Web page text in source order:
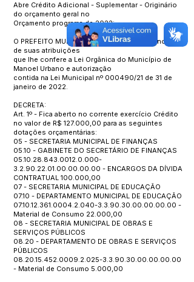
Abre Crédito Adicional - Suplementar - Originário
do orçamento geral no
Orçamento programa de 2022:
O PREFEITO MUNICIPAL DE Manoel Urbano no uso
de suas atribuições
que lhe confere a Lei Orgânica do Município de
Manoel Urbano e autorização
contida na Lei Municipal nº 000490/21 de 31 de
janeiro de 2022.
DECRETA:
Art. 1º - Fica aberto no corrente exercício Crédito
no valor de R$ 127.000,00 para as seguintes
dotações orçamentárias:
05 - SECRETARIA MUNICIPAL DE FINANÇAS
05.10 - GABINETE DO SECRETÁRIO DE FINANÇAS
05.10.28.843.0012.0.000-
3.2.90.22.01.00.00.00.00 - ENCARGOS DA DÍVIDA
CONTRATUAL 100.000,00
07 - SECRETARIA MUNICIPAL DE EDUCAÇÃO
07.10 - DEPARTAMENTO MUNICIPAL DE EDUCAÇÃO
07.10.12.361.0004.2.040-3.3.90.30.00.00.00.00 -
Material de Consumo 22.000,00
08 - SECRETARIA MUNICIPAL DE OBRAS E
SERVIÇOS PÚBLICOS
08.20 - DEPARTAMENTO DE OBRAS E SERVIÇOS
PÚBLICOS
08.20.15.452.0009.2.025-3.3.90.30.00.00.00.00
- Material de Consumo 5.000,00